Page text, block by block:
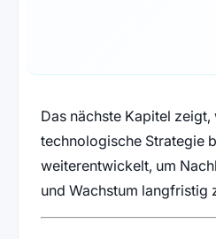
Das nächste Kapitel
technologische Strategie
weiterentwickelt, um
und Wachstum langfristig